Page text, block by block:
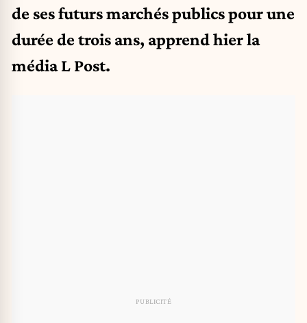
de ses futurs marchés publics pour une
durée de trois ans, apprend hier la
média L Post.